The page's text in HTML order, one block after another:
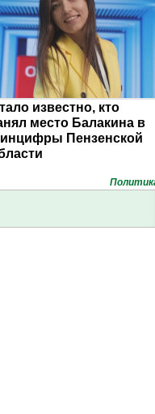
известно, кто
место Балакина в
Пензенской